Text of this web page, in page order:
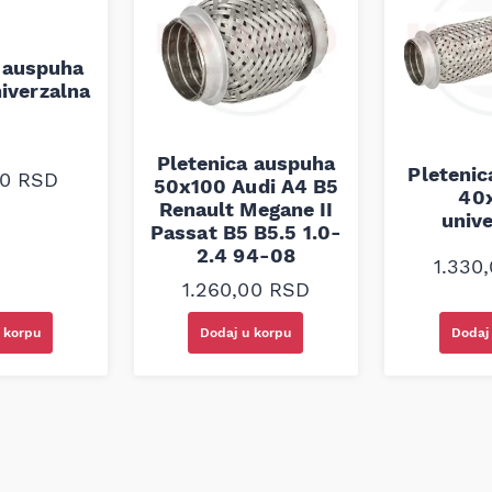
vozila sa start-stop
punjenja-pražnjenja,
koji traže vrhunske
performanse i dugotrajnost
RSD
korpu
Pletenica auspuha
50x100 Audi A4 B5
Renault Megane II
Passat B5 B5.5 1.0-
2.4 94-08
1.260,00 RSD
Dodaj u korpu